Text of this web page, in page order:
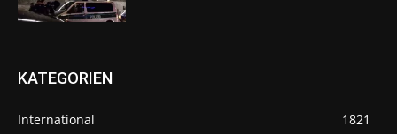
KATEGORIEN
International
1821